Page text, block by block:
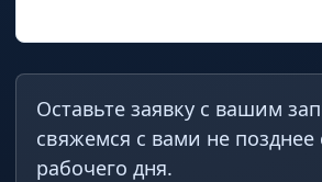
Оставьте заявку с вашим
свяжемся с вами не
рабочего дня.